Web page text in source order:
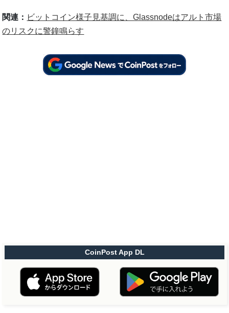
関連： ビットコイン様子見基調に、Glassnodeはアルト市場
のリスクに警鐘鳴らす
CoinPost App DL